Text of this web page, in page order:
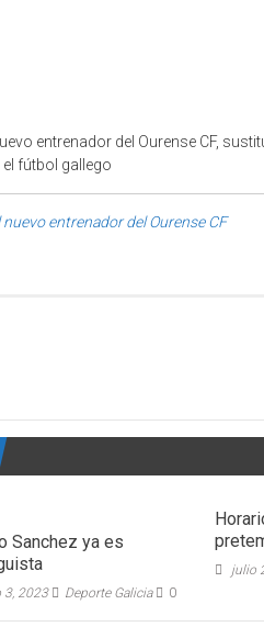
entrenador del Ourense CF,
el fútbol gallego
entrenador del Ourense CF
Sanchez ya es
3, 2023 Deporte Galicia 0
julio